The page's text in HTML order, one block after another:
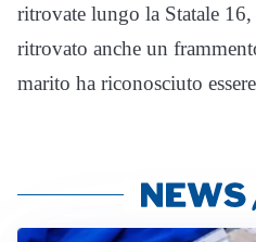
ritrovate lungo la Statale 16,
ritrovato anche un
marito ha riconosciuto